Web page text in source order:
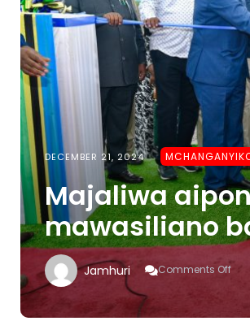
DECEMBER 21, 2024
Majaliwa
mawasiliano
Jamhuri Comments Off
On